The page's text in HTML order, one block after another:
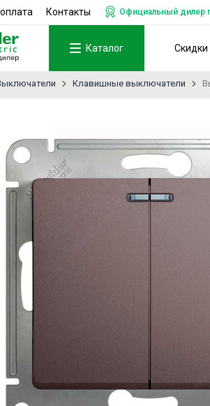
Контакты Официальный дилер
Каталог Скидки
Клавишные выключатели